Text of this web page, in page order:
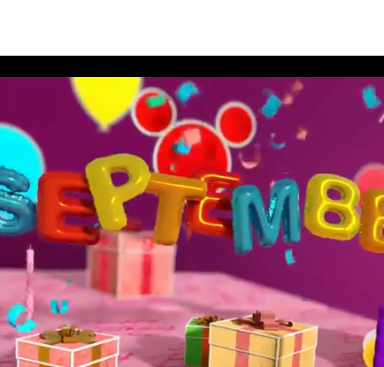
สนีย์ประจำเดือนกันยายน 2562 อัลบั้ม 11